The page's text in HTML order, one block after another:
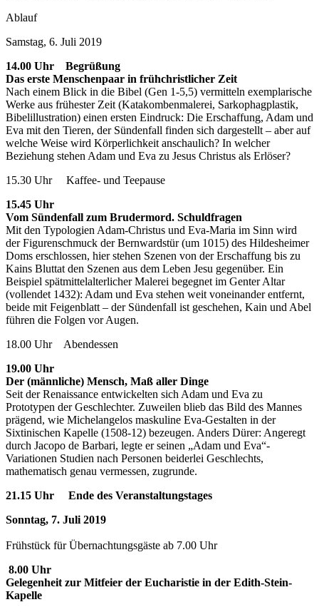
Ablauf
Samstag, 6. Juli 2019
14.00 Uhr Begrüßung
Das erste Menschenpaar in frühchristlicher Zeit
Nach einem Blick in die Bibel (Gen 1-5,5) vermitteln exemplarische
Werke aus frühester Zeit (Katakombenmalerei, Sarkophagplastik,
Bibelillustration) einen ersten Eindruck: Die Erschaffung, Adam und
Eva mit den Tieren, der Sündenfall finden sich dargestellt – aber auf
welche Weise wird Körperlichkeit anschaulich? In welcher
Beziehung stehen Adam und Eva zu Jesus Christus als Erlöser?
15.30 Uhr Kaffee- und Teepause
15.45 Uhr
Vom Sündenfall zum Brudermord. Schuldfragen
Mit den Typologien Adam-Christus und Eva-Maria im Sinn wird
der Figurenschmuck der Bernwardstür (um 1015) des Hildesheimer
Doms erschlossen, hier stehen Szenen von der Erschaffung bis zu
Kains Bluttat den Szenen aus dem Leben Jesu gegenüber. Ein
Beispiel spätmittelalterlicher Malerei begegnet im Genter Altar
(vollendet 1432): Adam und Eva stehen weit voneinander entfernt,
beide mit Feigenblatt – der Sündenfall ist geschehen, Kain und Abel
führen die Folgen vor Augen.
18.00 Uhr Abendessen
19.00 Uhr
Der (männliche) Mensch, Maß aller Dinge
Seit der Renaissance entwickelten sich Adam und Eva zu
Prototypen der Geschlechter. Zuweilen blieb das Bild des Mannes
prägend, wie Michelangelos maskuline Eva-Gestalten in der
Sixtinischen Kapelle (1508-12) bezeugen. Anders Dürer: Angeregt
durch Jacopo de Barbari, legte er seinen „Adam und Eva“-
Variationen Studien nach Personen beiderlei Geschlechts,
mathematisch genau vermessen, zugrunde.
21.15 Uhr Ende des Veranstaltungstages
Sonntag, 7. Juli 2019
Frühstück für Übernachtungsgäste ab 7.00 Uhr
8.00 Uhr
Gelegenheit zur Mitfeier der Eucharistie in der Edith-Stein-
Kapelle